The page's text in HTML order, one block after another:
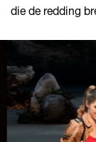
die de redding
Overslaan